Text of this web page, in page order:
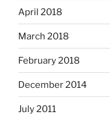
April 2018
March 2018
February 2018
December 2014
July 2011